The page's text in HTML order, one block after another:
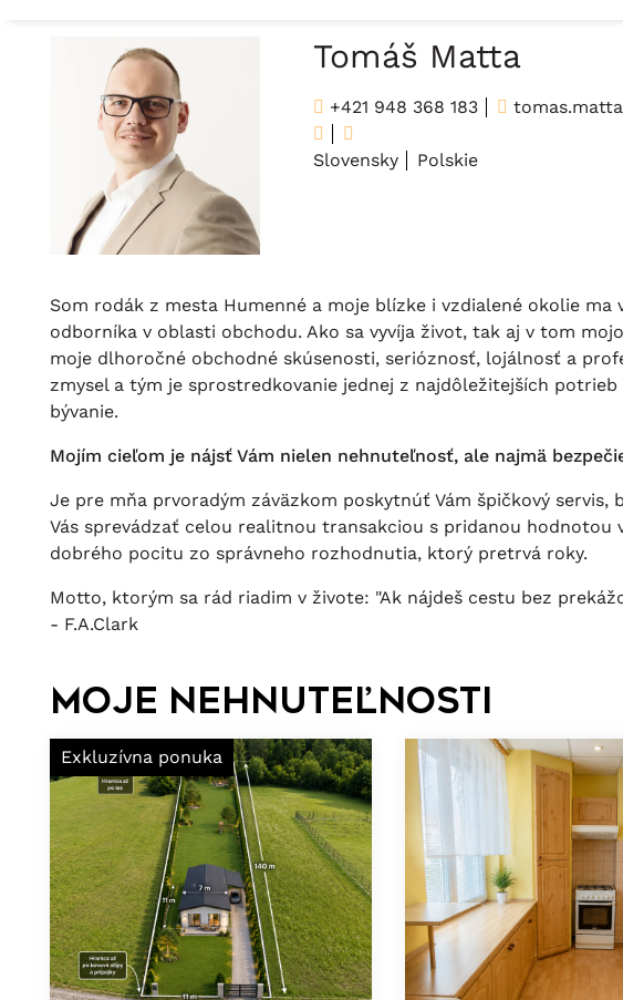
Tomáš Matta
+421 948 368 183
Slovensky Polskie
Som rodák z mesta Humenné a moje blízke i vzdialené okolie ma
odborníka v oblasti obchodu. Ako sa vyvíja život, tak aj v tom
moje dlhoročné obchodné skúsenosti, serióznosť, lojálnosť a
zmysel a tým je sprostredkovanie jednej z najdôležitejších
bývanie.
Mojím cieľom je nájsť Vám nielen nehnuteľnosť, ale najmä
Je pre mňa prvoradým záväzkom poskytnúť Vám špičkový servis,
Vás sprevádzať celou realitnou transakciou s pridanou hodnotou
dobrého pocitu zo správneho rozhodnutia, ktorý pretrvá roky.
Motto, ktorým sa rád riadim v živote: "Ak nájdeš cestu bez
- F.A.Clark
Moje nehnuteľnosti
Exkluzívna ponuka